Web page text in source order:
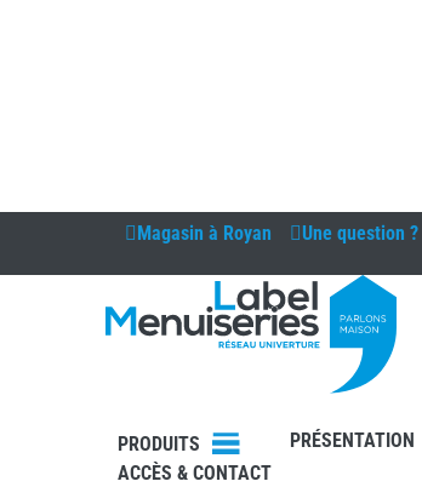
Magasin à Royan Une question ?
PRODUITS PRÉSENTATION
ACCÈS & CONTACT